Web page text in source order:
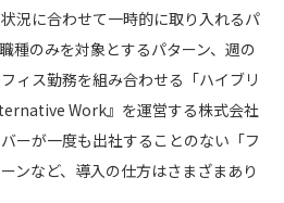
況に合わせて一時的に取り入れるパ
種のみを対象とするパターン、週の
ィス勤務を組み合わせる「ハイブリ
Work』を運営する株式会社
ーが一度も出社することのない「フ
ンなど、導入の仕方はさまざまあり